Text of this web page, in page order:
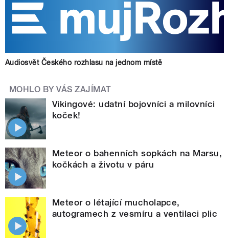
Audiosvět Českého rozhlasu na jednom místě
MOHLO BY VÁS ZAJÍMAT
Vikingové: udatní bojovníci a milovníci
koček!
Meteor o bahenních sopkách na Marsu,
kočkách a životu v páru
Meteor o létající mucholapce,
autogramech z vesmíru a ventilaci plic